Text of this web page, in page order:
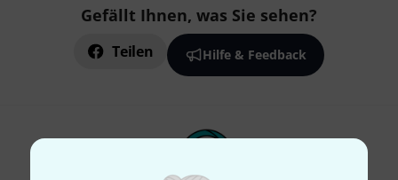
Gefällt Ihnen, was Sie sehen?
Teilen Hilfe & Feedback